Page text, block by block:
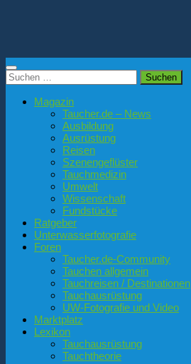
Suchen
nach:
Magazin
Taucher.de – News
Ausbildung
Ausrüstung
Reisen
Szenengeflüster
Tauchmedizin
Umwelt
Wissenschaft
Fundstücke
Ratgeber
Unterwasserfotografie
Foren
Taucher.de-Community
Tauchen allgemein
Tauchreisen / Destinationen
Tauchausrüstung
UW-Fotografie und Video
Marktplatz
Lexikon
Tauchausrüstung
Tauchtheorie